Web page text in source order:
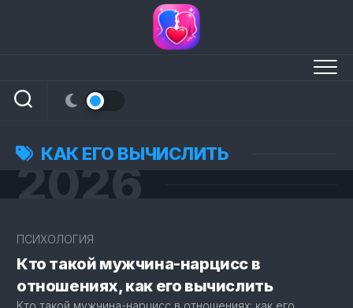
КАК ЕГО ВЫЧИСЛИТЬ
2026
ПСИХОЛОГИЯ
Кто такой мужчина-нарцисс в
отношениях, как его вычислить
Кто такой мужчина-нарцисс в отношениях: как его